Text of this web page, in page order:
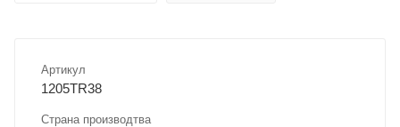
Артикул
1205TR38
Страна производтва